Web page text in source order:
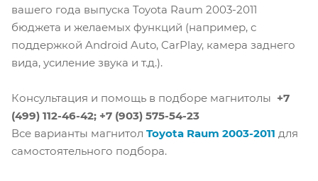
вашего года выпуска Toyota Raum 2003-2011
бюджета и желаемых функций (например, с
поддержкой Android Auto, CarPlay, камера заднего
вида, усиление звука и т.д.).
Консультация и помощь в подборе магнитолы +7
(499) 112-46-42; +7 (903) 575-54-23
Все варианты магнитол Toyota Raum 2003-2011 для
самостоятельного подбора.